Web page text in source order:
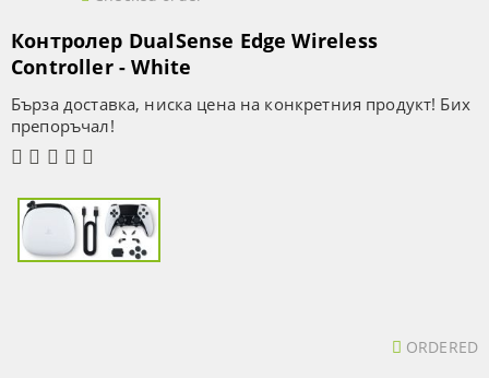
Контролер DualSense Edge Wireless
Controller - White
Бърза доставка, ниска цена на конкретния продукт! Бих
препоръчал!
ORDERED